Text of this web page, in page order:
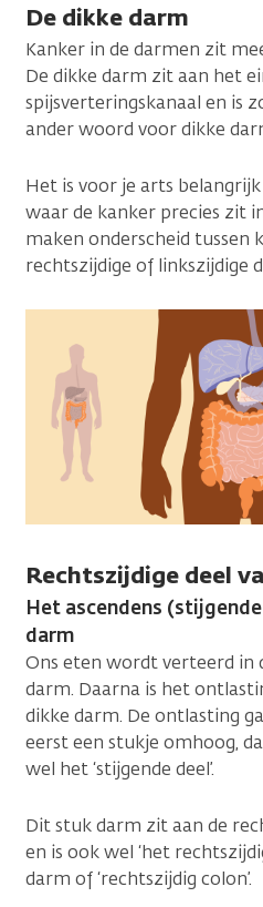
De dikke darm
Kanker in de darmen zit
De dikke darm zit aan het
spijsverteringskanaal en is
ander woord voor dikke
Het is voor je arts
waar de kanker precies zit
maken onderscheid tussen
rechtszijdige of linkszijdige
Rechtszijdige deel
Het ascendens
darm
Ons eten wordt verteerd in
darm. Daarna is het
dikke darm. De ontlasting
eerst een stukje omhoog,
wel het ‘stijgende deel’.
Dit stuk darm zit aan de
en is ook wel ‘het
darm of ‘rechtszijdig colon’.